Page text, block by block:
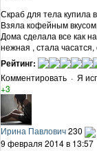
Скраб для тела купила
Взяла кофейным
Дома сделала все как
нежная , стала часатся,
Рейтинг:
Комментировать · Я
+3
Ирина Павлович230
9 февраля 2014 в 13:57